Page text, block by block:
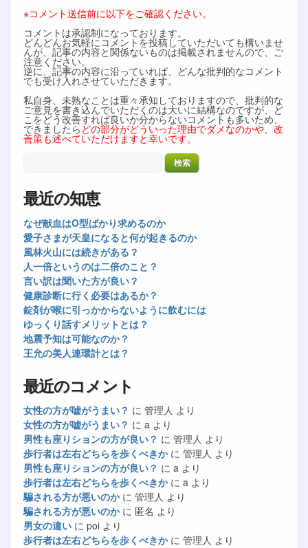
※コメント送信前に以下をご確認ください。
コメントは承認制になっております。
どんどんお気軽にコメントを投稿していただいても構いませ
んが、記事の内容と関係ないものは掲載されませんので、ご
注意ください。
逆に、記事の内容に沿っていれば、どんな批判的なコメント
でも受け入れさせていただきます。
私自身、未熟なことは重々承知しておりますので、批判的な
ご意見を書き込んでいただくのは大いに結構なのですが、ど
こをどう改善すれば良いか分からないコメントも多いため、
できましたら どの部分がどういった理由でダメなのかや、改
善策も述べていただけますと幸いです。
最近の知恵
なぜ献血はO型ばかり求めるのか
愛子さまが天皇になると何が起きるのか
風林火山には続きがある？
人一倍というのは二倍のこと？
言い訳は聞いた方が良い？
健康診断に行く必要はあるか？
錠剤が喉に引っかからないように飲むには
ゆっくり話すメリットとは？
地震予知は可能なのか？
王允の美人連環計とは？
最近のコメント
女性の方が嘘がうまい？ に 管理人 より
女性の方が嘘がうまい？ に aより
男性も座りションの方が良い？ に 管理人 より
歩行者は左右どちらを歩くべきかに 管理人 より
男性も座りションの方が良い？ に aより
歩行者は左右どちらを歩くべきかに aより
騙される方が悪いのかに 管理人 より
騙される方が悪いのかに 匿名 より
男女の違いに poiより
歩行者は左右どちらを歩くべきかに 管理人 より